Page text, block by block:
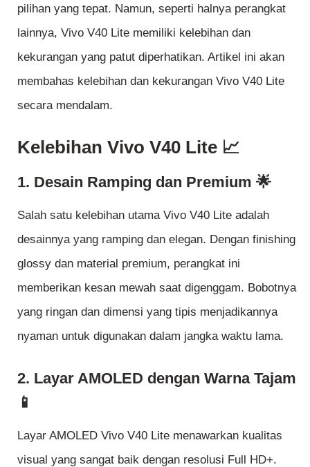
pilihan yang tepat. Namun, seperti halnya perangkat
lainnya, Vivo V40 Lite memiliki kelebihan dan
kekurangan yang patut diperhatikan. Artikel ini akan
membahas kelebihan dan kekurangan Vivo V40 Lite
secara mendalam.
Kelebihan Vivo V40 Lite 📈
1. Desain Ramping dan Premium 🌟
Salah satu kelebihan utama Vivo V40 Lite adalah
desainnya yang ramping dan elegan. Dengan finishing
glossy dan material premium, perangkat ini
memberikan kesan mewah saat digenggam. Bobotnya
yang ringan dan dimensi yang tipis menjadikannya
nyaman untuk digunakan dalam jangka waktu lama.
2. Layar AMOLED dengan Warna Tajam
📱
Layar AMOLED Vivo V40 Lite menawarkan kualitas
visual yang sangat baik dengan resolusi Full HD+.